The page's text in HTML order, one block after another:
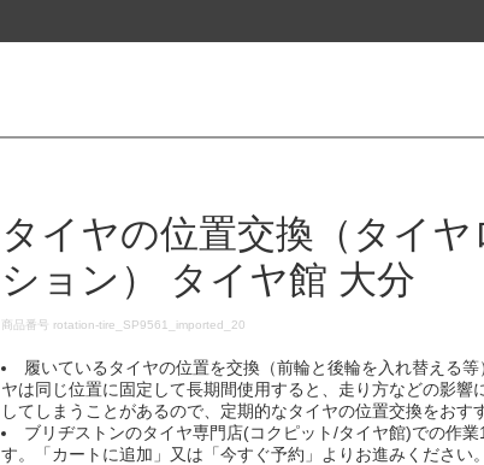
タイヤの位置交換（タイヤ
ション） タイヤ館 大分
DETAILS
商品番号 rotation-tire_SP9561_imported_20
履いているタイヤの位置を交換（前輪と後輪を入れ替える
ヤは同じ位置に固定して長期間使用すると、走り方などの影響
してしまうことがあるので、定期的なタイヤの位置交換をおす
ブリヂストンのタイヤ専門店(コクピット/タイヤ館)での作
す。「カートに追加」又は「今すぐ予約」よりお進みください。